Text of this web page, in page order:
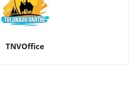
TNVOffice